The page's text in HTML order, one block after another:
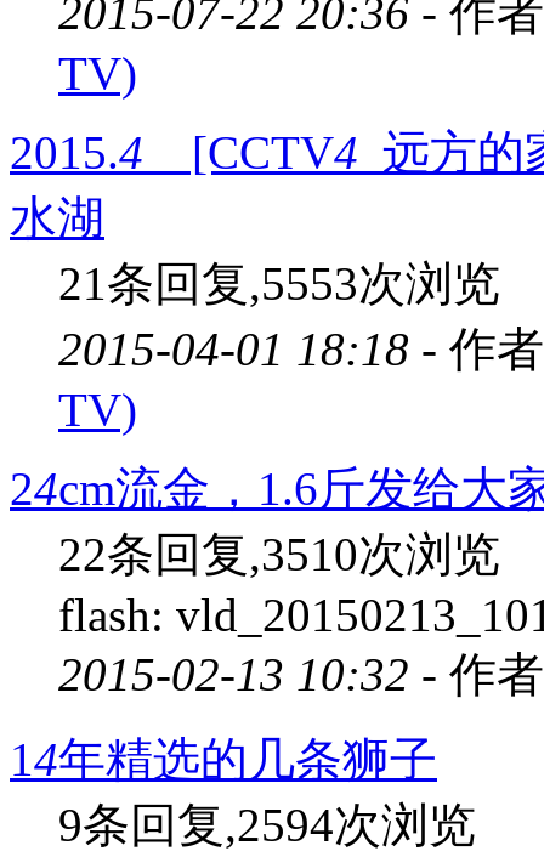
2015-07-22 20:36 - 作
TV)
2015.4 [CCTV4 远方
水湖
21条回复,5553次浏览
2015-04-01 18:18 - 作
TV)
24cm流金，1.6斤发给大
22条回复,3510次浏览
flash:
2015-02-13 10:32 - 作
14年精选的几条狮子
9条回复,2594次浏览